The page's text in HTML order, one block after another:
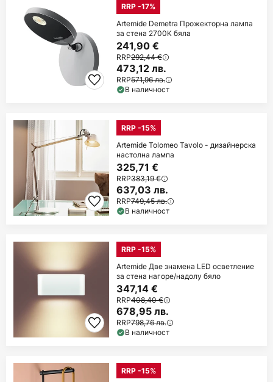
RRP -17%
Artemide Demetra Прожекторна лампа
за стена 2700К бяла
241,90 €
RRP292,44 €
473,12 лв.
RRP571,96 лв.
В наличност
RRP -15%
Artemide Tolomeo Tavolo - дизайнерска
настолна лампа
325,71 €
RRP383,19 €
637,03 лв.
RRP749,45 лв.
В наличност
RRP -15%
Artemide Две знамена LED осветление
за стена нагоре/надолу бяло
347,14 €
RRP408,40 €
678,95 лв.
RRP798,76 лв.
В наличност
RRP -15%